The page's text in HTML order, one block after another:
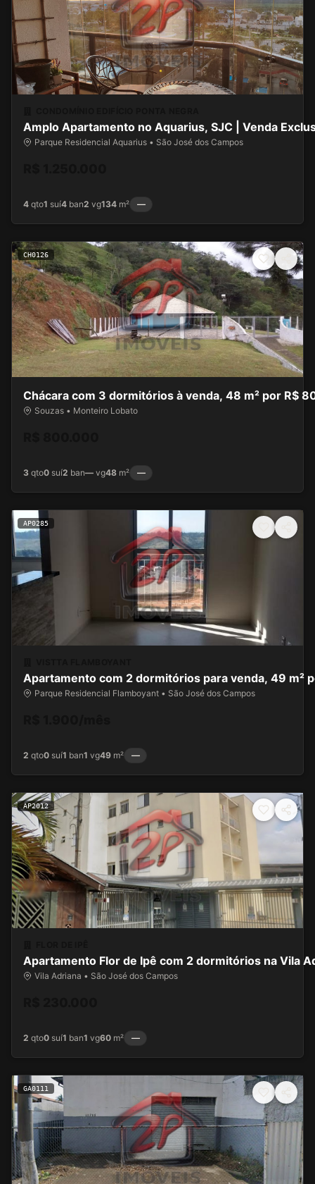
Amplo Apartamento no Aquarius, SJC | Venda
Parque Residencial Aquarius • São José dos Campos
4 qto1 suí4 ban2 vg134 m² —
CH0126
Chácara com 3 dormitórios à venda, 48 m² por R$
Souzas • Monteiro Lobato
3 qto0 suí2 ban— vg48 m² —
AP0285
Apartamento com 2 dormitórios para venda, 49 m²
Parque Residencial Flamboyant • São José dos Campos
2 qto0 suí1 ban1 vg49 m² —
AP2012
Apartamento Flor de Ipê com 2 dormitórios na Vila
Vila Adriana • São José dos Campos
2 qto0 suí1 ban1 vg60 m² —
GA0111